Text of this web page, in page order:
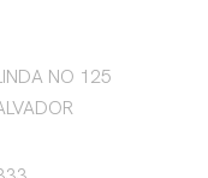
NO 125